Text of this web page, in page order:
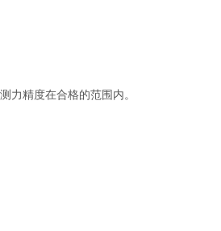
力精度在合格的范围内。